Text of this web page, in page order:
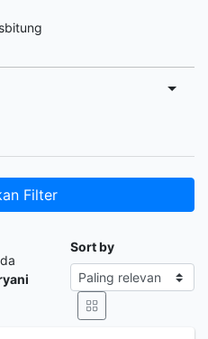
Filter
Sort by